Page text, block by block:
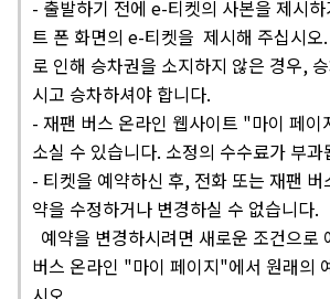
- 출발하기 전에 e-티켓의 사본을 제시
트 폰 화면의 e-티켓을 제시해 주십시오
로 인해 승차권을 소지하지 않은 경우,
시고 승차하셔야 합니다.
- 재팬 버스 온라인 웹사이트 "마이 페이
소실 수 있습니다. 소정의 수수료가 부과
- 티켓을 예약하신 후, 전화 또는 재팬 버
약을 수정하거나 변경하실 수 없습니다.
예약을 변경하시려면 새로운 조건으로
버스 온라인 "마이 페이지"에서 원래의